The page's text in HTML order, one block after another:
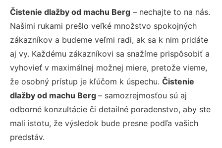
Čistenie dlažby od machu Berg – nechajte to na nás.
Našimi rukami prešlo veľké množstvo spokojných
zákazníkov a budeme veľmi radi, ak sa k nim pridáte
aj vy. Každému zákazníkovi sa snažíme prispôsobiť a
vyhovieť v maximálnej možnej miere, pretože vieme,
že osobný prístup je kľúčom k úspechu. Čistenie
dlažby od machu Berg – samozrejmosťou sú aj
odborné konzultácie či detailné poradenstvo, aby ste
mali istotu, že výsledok bude presne podľa vašich
predstáv.